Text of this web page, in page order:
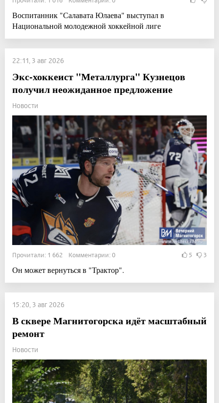
Воспитанник "Салавата Юлаева" выступал в
Национальной молодежной хоккейной лиге
22:11, 3 авг 2026
Экс-хоккеист "Металлурга" Кузнецов
получил неожиданное предложение
Новости
Прочитали: 1 662 Комментарии: 0 5 3
Он может вернуться в "Трактор".
15:20, 3 авг 2026
В сквере Магнитогорска идёт масштабный
ремонт
Новости